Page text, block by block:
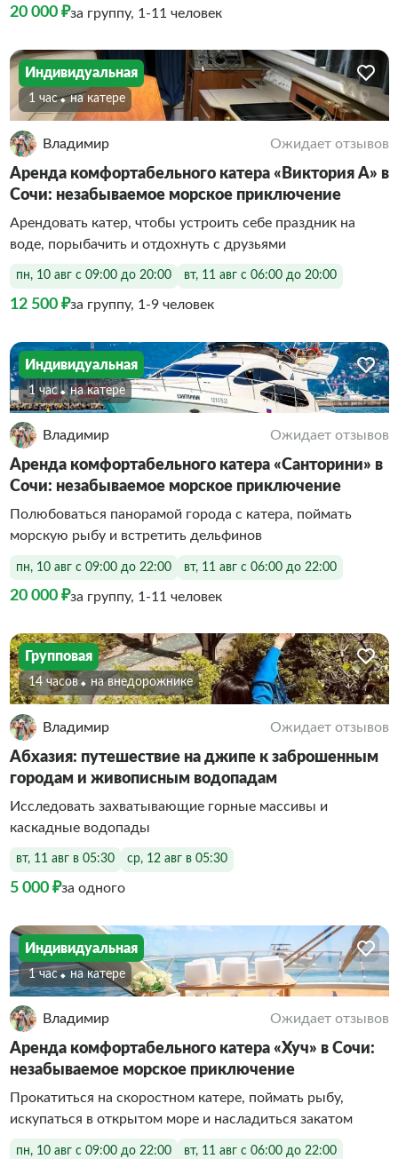
20 000 ₽за группу, 1-11 человек
Индивидуальная
1 час На катере
Владимир Ожидает отзывов
Аренда комфортабельного катера «Виктория А» в
Сочи: незабываемое морское приключение
Арендовать катер, чтобы устроить себе праздник на
воде, порыбачить и отдохнуть с друзьями
пн, 10 авг с 09:00 до 20:00 вт, 11 авг с 06:00 до 20:00
12 500 ₽за группу, 1-9 человек
Индивидуальная
1 час На катере
Владимир Ожидает отзывов
Аренда комфортабельного катера «Санторини» в
Сочи: незабываемое морское приключение
Полюбоваться панорамой города с катера, поймать
морскую рыбу и встретить дельфинов
пн, 10 авг с 09:00 до 22:00 вт, 11 авг с 06:00 до 22:00
20 000 ₽за группу, 1-11 человек
Групповая
14 часов На внедорожнике
Владимир Ожидает отзывов
Абхазия: путешествие на джипе к заброшенным
городам и живописным водопадам
Исследовать захватывающие горные массивы и
каскадные водопады
вт, 11 авг в 05:30 ср, 12 авг в 05:30
5 000 ₽за одного
Индивидуальная
1 час На катере
Владимир Ожидает отзывов
Аренда комфортабельного катера «Хуч» в Сочи:
незабываемое морское приключение
Прокатиться на скоростном катере, поймать рыбу,
искупаться в открытом море и насладиться закатом
пн, 10 авг с 09:00 до 22:00 вт, 11 авг с 06:00 до 22:00